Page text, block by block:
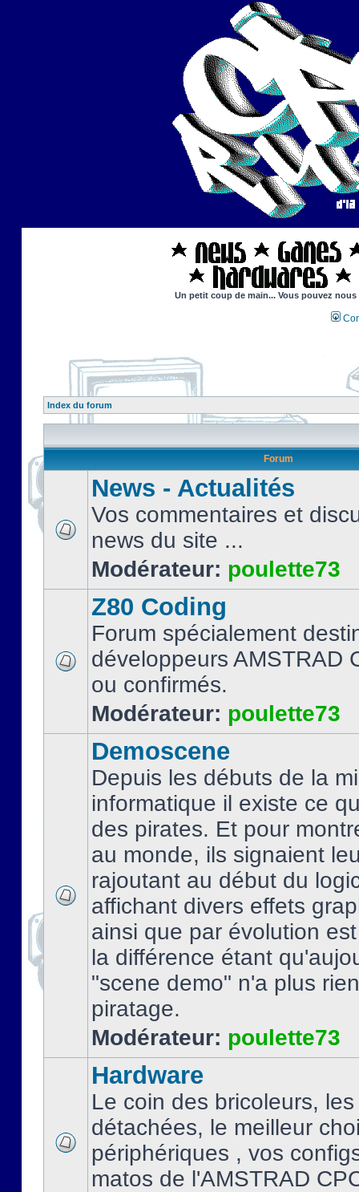
Un petit coup de main... Vous pouvez
Index du forum
Forum
News - Actualités
Vos commentaires et
news du site ...
Modérateur: poulette73
Z80 Coding
Forum spécialement
développeurs AMSTRAD
ou confirmés.
Modérateur: poulette73
Demoscene
Depuis les débuts de la
informatique il existe ce
des pirates. Et pour
au monde, ils signaient
rajoutant au début du
affichant divers effets
ainsi que par évolution
la différence étant
"scene demo" n'a plus
piratage.
Modérateur: poulette73
Hardware
Le coin des bricoleurs,
détachées, le meilleur
périphériques , vos
matos de l'AMSTRAD